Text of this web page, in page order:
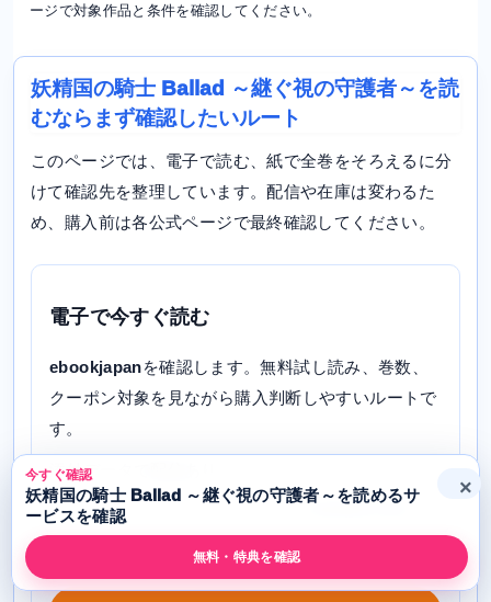
ージで対象作品と条件を確認してください。
妖精国の騎士 Ballad ～継ぐ視の守護者～を読
むならまず確認したいルート
このページでは、電子で読む、紙で全巻をそろえるに分
けて確認先を整理しています。配信や在庫は変わるた
め、購入前は各公式ページで最終確認してください。
電子で今すぐ読む
ebookjapanを確認します。無料試し読み、巻数、
クーポン対象を見ながら購入判断しやすいルートで
す。
添付データで配信あり
向いている人: ebookjapanでクーポンや配信巻数を確認した
い人
確認状態: 配信あり / 2026-05-07
今すぐ確認
妖精国の騎士 Ballad ～継ぐ視の守護者～を読めるサ
ービスを確認
無料・特典を確認
×